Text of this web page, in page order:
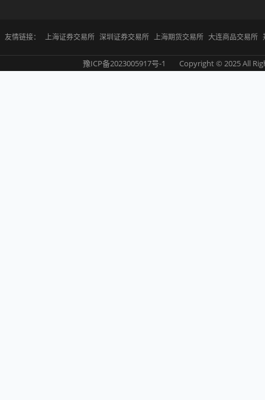
友情链接： 上海证券交易所 深圳证券交易所 上海期货交易所 大连商品交易所
豫ICP备2023005917号-1 Copyright © 2025 All